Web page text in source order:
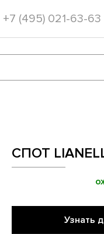
+7 (495) 021-63-63
СПОТ
Узнать